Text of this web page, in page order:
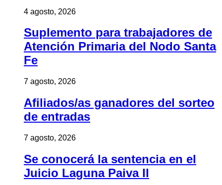
4 agosto, 2026
Suplemento para trabajadores de
Atención Primaria del Nodo Santa
Fe
7 agosto, 2026
Afiliados/as ganadores del sorteo
de entradas
7 agosto, 2026
Se conocerá la sentencia en el
Juicio Laguna Paiva II